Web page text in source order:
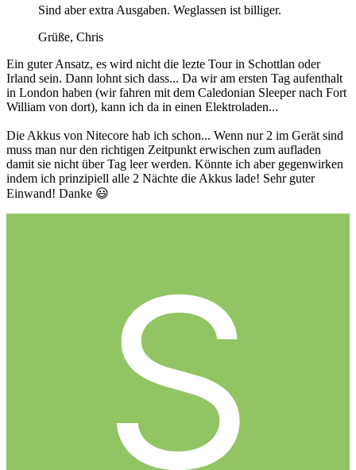
Sind aber extra Ausgaben. Weglassen ist billiger.
Grüße, Chris
Ein guter Ansatz, es wird nicht die lezte Tour in Schottlan oder
Irland sein. Dann lohnt sich dass... Da wir am ersten Tag aufenthalt
in London haben (wir fahren mit dem Caledonian Sleeper nach Fort
William von dort), kann ich da in einen Elektroladen...
Die Akkus von Nitecore hab ich schon... Wenn nur 2 im Gerät sind
muss man nur den richtigen Zeitpunkt erwischen zum aufladen
damit sie nicht über Tag leer werden. Könnte ich aber gegenwirken
indem ich prinzipiell alle 2 Nächte die Akkus lade! Sehr guter
Einwand! Danke 😃